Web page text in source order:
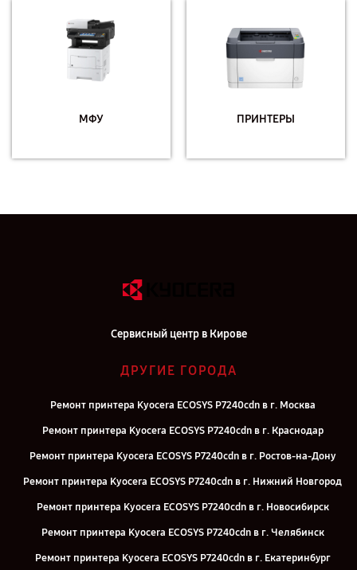
МФУ ПРИНТЕРЫ
Сервисный центр в Кирове
ДРУГИЕ ГОРОДА
Ремонт принтера Kyocera ECOSYS P7240cdn в г. Москва
Ремонт принтера Kyocera ECOSYS P7240cdn в г. Краснодар
Ремонт принтера Kyocera ECOSYS P7240cdn в г. Ростов-на-Дону
Ремонт принтера Kyocera ECOSYS P7240cdn в г. Нижний Новгород
Ремонт принтера Kyocera ECOSYS P7240cdn в г. Новосибирск
Ремонт принтера Kyocera ECOSYS P7240cdn в г. Челябинск
Ремонт принтера Kyocera ECOSYS P7240cdn в г. Екатеринбург